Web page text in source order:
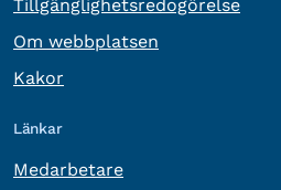
Tillgänglighetsredogörelse
Om webbplatsen
Kakor
Länkar
Medarbetare